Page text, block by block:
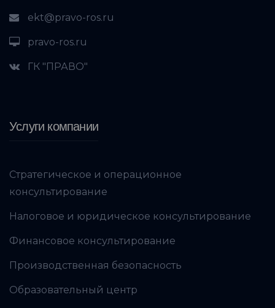
ekt@pravo-ros.ru
pravo-ros.ru
ГК "ПРАВО"
Услуги компании
Стратегическое и операционное
консультирование
Налоговое и юридическое консультирование
Финансовое консультирование
Производственная безопасность
Образовательный центр